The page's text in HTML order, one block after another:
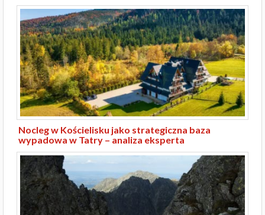
Nocleg w Kościelisku jako strategiczna baza
wypadowa w Tatry – analiza eksperta